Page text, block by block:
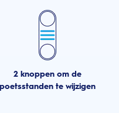
2 knoppen om de
poetsstanden te wijzigen